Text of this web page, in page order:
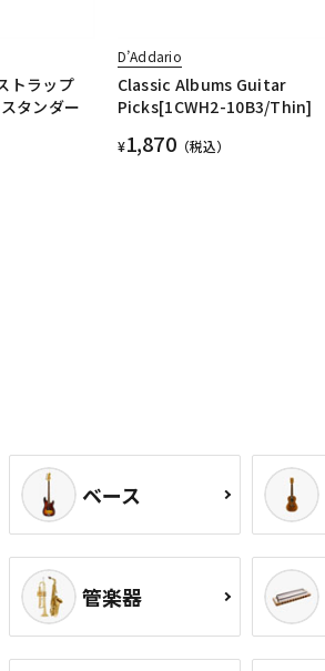
トラップ
タンダー
D’Addario
Classic Albums Guitar
Picks[1CWH2-10B3/Thin]
¥1,870（税込）
ベース
管楽器